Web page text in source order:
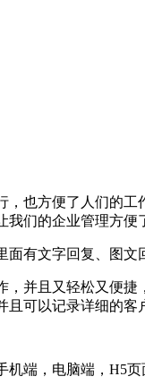
方便了人们的工
们的企业管理方
面有文字回复、图
且又轻松又便捷
可以记录详细的
，电脑端，H5页